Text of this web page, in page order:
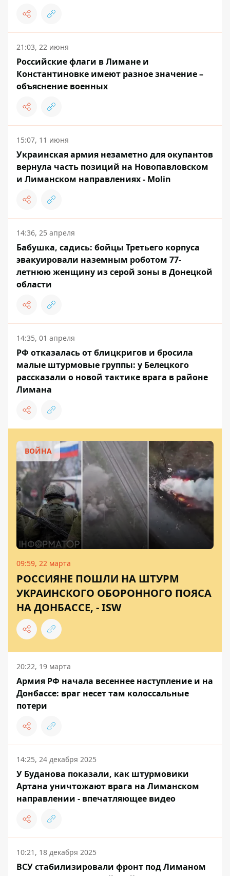
21:03, 22 июня
Российские флаги в Лимане и
Константиновке имеют разное значение –
объяснение военных
15:07, 11 июня
Украинская армия незаметно для окупантов
вернула часть позиций на Новопавловском
и Лиманском направлениях - Molin
14:36, 25 апреля
Бабушка, садись: бойцы Третьего корпуса
эвакуировали наземным роботом 77-
летнюю женщину из серой зоны в Донецкой
области
14:35, 01 апреля
РФ отказалась от блицкригов и бросила
малые штурмовые группы: у Белецкого
рассказали о новой тактике врага в районе
Лимана
ВОЙНА
09:59, 22 марта
РОССИЯНЕ ПОШЛИ НА ШТУРМ
УКРАИНСКОГО ОБОРОННОГО ПОЯСА
НА ДОНБАССЕ, - ISW
20:22, 19 марта
Армия РФ начала весеннее наступление и на
Донбассе: враг несет там колоссальные
потери
14:25, 24 декабря 2025
У Буданова показали, как штурмовики
Артана уничтожают врага на Лиманском
направлении - впечатляющее видео
10:21, 18 декабря 2025
ВСУ стабилизировали фронт под Лиманом